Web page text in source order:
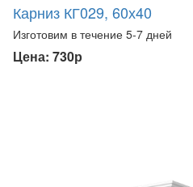
Карниз КГ029, 60х40
Изготовим в течение 5-7 дней
Цена: 730р